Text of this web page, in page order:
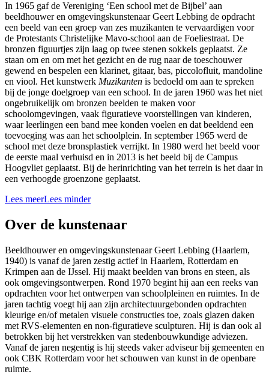
In 1965 gaf de Vereniging ‘Een school met de Bijbel’ aan
beeldhouwer en omgevingskunstenaar Geert Lebbing de opdracht
een beeld van een groep van zes muzikanten te vervaardigen voor
de Protestants Christelijke Mavo-school aan de Foeliestraat. De
bronzen figuurtjes zijn laag op twee stenen sokkels geplaatst. Ze
staan om en om met het gezicht en de rug naar de toeschouwer
gewend en bespelen een klarinet, gitaar, bas, piccolofluit, mandoline
en viool. Het kunstwerk Muzikanten is bedoeld om aan te spreken
bij de jonge doelgroep van een school. In de jaren 1960 was het niet
ongebruikelijk om bronzen beelden te maken voor
schoolomgevingen, vaak figuratieve voorstellingen van kinderen,
waar leerlingen een band mee konden voelen en dat beeldend een
toevoeging was aan het schoolplein. In september 1965 werd de
school met deze bronsplastiek verrijkt. In 1980 werd het beeld voor
de eerste maal verhuisd en in 2013 is het beeld bij de Campus
Hoogvliet geplaatst. Bij de herinrichting van het terrein is het daar in
een verhoogde groenzone geplaatst.
Lees meerLees minder
Over de kunstenaar
Beeldhouwer en omgevingskunstenaar Geert Lebbing (Haarlem,
1940) is vanaf de jaren zestig actief in Haarlem, Rotterdam en
Krimpen aan de IJssel. Hij maakt beelden van brons en steen, als
ook omgevingsontwerpen. Rond 1970 begint hij aan een reeks van
opdrachten voor het ontwerpen van schoolpleinen en ruimtes. In de
jaren tachtig voegt hij aan zijn architectuurgebonden opdrachten
kleurige en/of metalen visuele constructies toe, zoals glazen daken
met RVS-elementen en non-figuratieve sculpturen. Hij is dan ook al
betrokken bij het verstrekken van stedenbouwkundige adviezen.
Vanaf de jaren negentig is hij steeds vaker adviseur bij gemeenten en
ook CBK Rotterdam voor het schouwen van kunst in de openbare
ruimte.